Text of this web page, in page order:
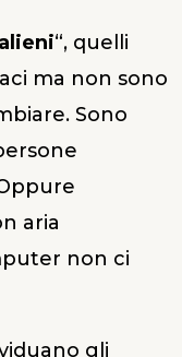
alieni“, quelli
ma non sono
Sono
aria
non ci
gli